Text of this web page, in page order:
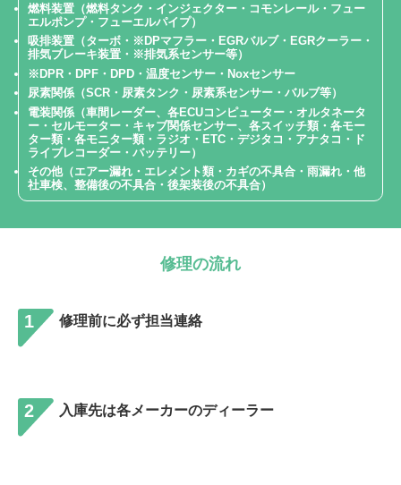
燃料装置（燃料タンク・インジェクター・コモンレール・フュー
エルポンプ・フューエルパイプ）
吸排装置（ターボ・※DPマフラー・EGRバルブ・EGRクーラー・
排気ブレーキ装置・※排気系センサー等）
※DPR・DPF・DPD・温度センサー・Noxセンサー
尿素関係（SCR・尿素タンク・尿素系センサー・バルブ等）
電装関係（車間レーダー、各ECUコンピューター・オルタネータ
ー・セルモーター・キャブ関係センサー、各スイッチ類・各モー
ター類・各モニター類・ラジオ・ETC・デジタコ・アナタコ・ド
ライブレコーダー・バッテリー）
その他（エアー漏れ・エレメント類・カギの不具合・雨漏れ・他
社車検、整備後の不具合・後架装後の不具合）
修理の流れ
1 修理前に必ず担当連絡
2 入庫先は各メーカーのディーラー